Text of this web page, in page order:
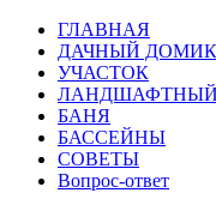
ГЛАВНАЯ
ДАЧНЫЙ ДОМИК
УЧАСТОК
БАНЯ
БАССЕЙНЫ
СОВЕТЫ
Вопрос-ответ